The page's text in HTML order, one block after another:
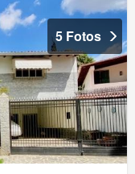
5 Fotos